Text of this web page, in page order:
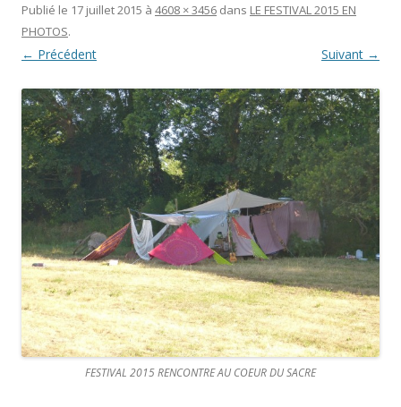
Publié le 17 juillet 2015 à 4608 × 3456 dans LE FESTIVAL 2015 EN
PHOTOS.
← Précédent Suivant →
FESTIVAL 2015 RENCONTRE AU COEUR DU SACRE